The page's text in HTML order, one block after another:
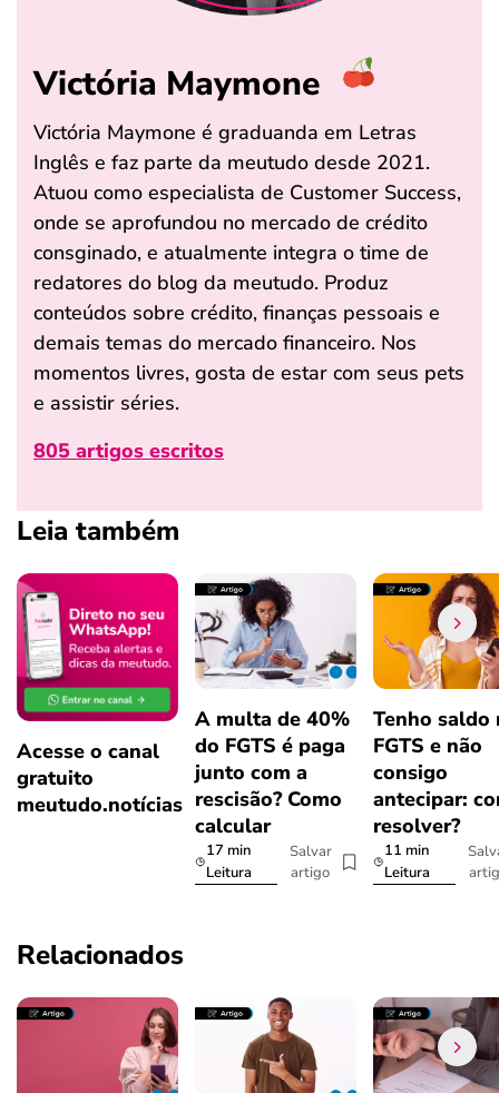
Victória Maymone
Victória Maymone é graduanda em Letras
Inglês e faz parte da meutudo desde 2021.
Atuou como especialista de Customer Success,
onde se aprofundou no mercado de crédito
consginado, e atualmente integra o time de
redatores do blog da meutudo. Produz
conteúdos sobre crédito, finanças pessoais e
demais temas do mercado financeiro. Nos
momentos livres, gosta de estar com seus pets
e assistir séries.
805 artigos escritos
Leia também
Acesse o canal
gratuito
meutudo.notícias
A multa de 40%
do FGTS é paga
junto com a
rescisão? Como
calcular
17 min
Leitura
Salvar
artigo
Tenho saldo
FGTS e não
consigo
antecipar:
resolver?
11 min
Leitura
Relacionados